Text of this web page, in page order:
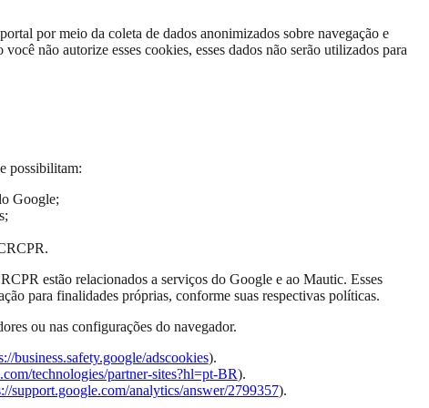
por meio da coleta de dados anonimizados sobre navegação e
não autorize esses cookies, esses dados não serão utilizados para
possibilitam:
Google;
estão relacionados a serviços do Google e ao Mautic. Esses
para finalidades próprias, conforme suas respectivas políticas.
ou nas configurações do navegador.
business.safety.google/adscookies).
technologies/partner-sites?hl=pt-BR).
support.google.com/analytics/answer/2799357).